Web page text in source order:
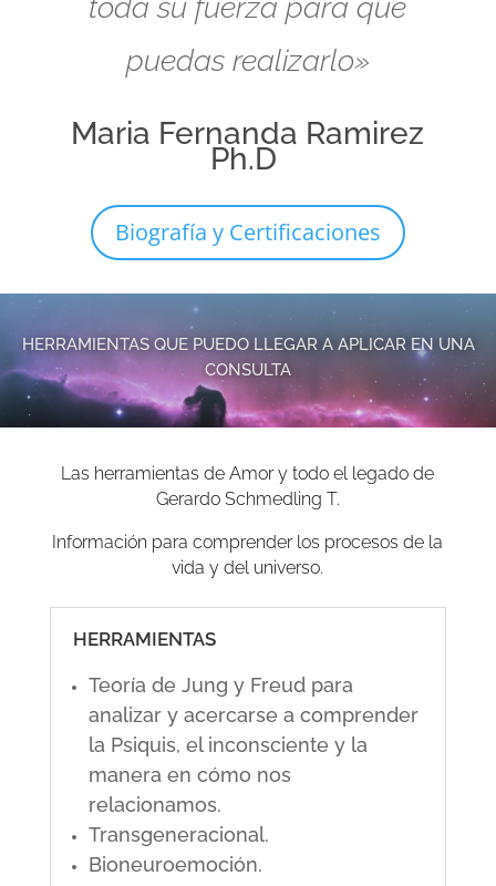
toda su fuerza para que
puedas realizarlo»
Maria Fernanda Ramirez
Ph.D
Biografía y Certificaciones
HERRAMIENTAS QUE PUEDO LLEGAR A APLICAR EN UNA
CONSULTA
Las herramientas de Amor y todo el legado de
Gerardo Schmedling T.
Información para comprender los procesos de la
vida y del universo.
HERRAMIENTAS
Teoría de Jung y Freud para
analizar y acercarse a comprender
la Psiquis, el inconsciente y la
manera en cómo nos
relacionamos.
Transgeneracional.
Bioneuroemoción.